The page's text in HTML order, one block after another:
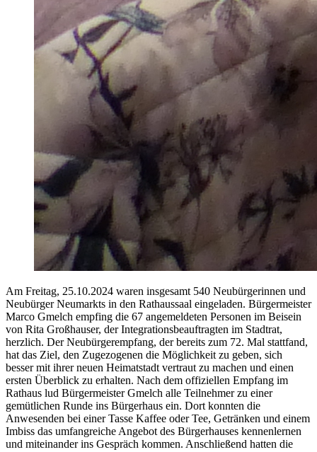
Am Freitag, 25.10.2024 waren insgesamt 540 Neubürgerinnen und
Neubürger Neumarkts in den Rathaussaal eingeladen. Bürgermeister
Marco Gmelch empfing die 67 angemeldeten Personen im Beisein
von Rita Großhauser, der Integrationsbeauftragten im Stadtrat,
herzlich. Der Neubürgerempfang, der bereits zum 72. Mal stattfand,
hat das Ziel, den Zugezogenen die Möglichkeit zu geben, sich
besser mit ihrer neuen Heimatstadt vertraut zu machen und einen
ersten Überblick zu erhalten. Nach dem offiziellen Empfang im
Rathaus lud Bürgermeister Gmelch alle Teilnehmer zu einer
gemütlichen Runde ins Bürgerhaus ein. Dort konnten die
Anwesenden bei einer Tasse Kaffee oder Tee, Getränken und einem
Imbiss das umfangreiche Angebot des Bürgerhauses kennenlernen
und miteinander ins Gespräch kommen. Anschließend hatten die